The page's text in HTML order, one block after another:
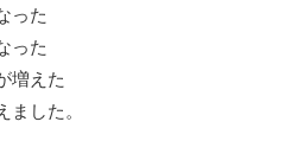
った
った
増えた
した。